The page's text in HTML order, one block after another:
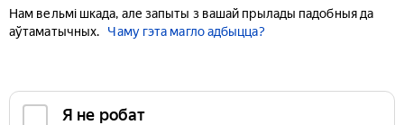
Нам вельмі шкада, але запыты з вашай прылады падобныя да
аўтаматычных.
Чаму гэта магло адбыцца?
Я не робат